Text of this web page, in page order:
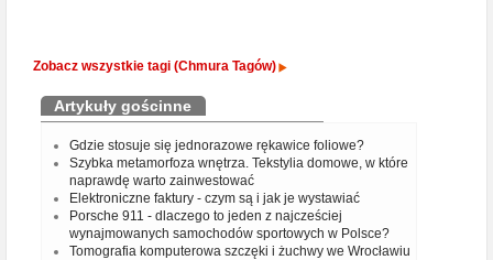
Zobacz wszystkie tagi (Chmura Tagów)
Artykuły gościnne
Gdzie stosuje się jednorazowe rękawice foliowe?
Szybka metamorfoza wnętrza. Tekstylia domowe, w które
naprawdę warto zainwestować
Elektroniczne faktury - czym są i jak je wystawiać
Porsche 911 - dlaczego to jeden z najcześciej
wynajmowanych samochodów sportowych w Polsce?
Tomografia komputerowa szczęki i żuchwy we Wrocławiu